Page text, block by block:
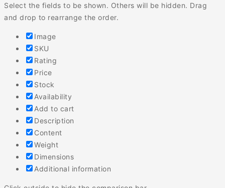
Select the fields to be shown. Others will be hidden. Drag
and drop to rearrange the order.
Image
SKU
Rating
Price
Stock
Availability
Add to cart
Description
Content
Weight
Dimensions
Additional information